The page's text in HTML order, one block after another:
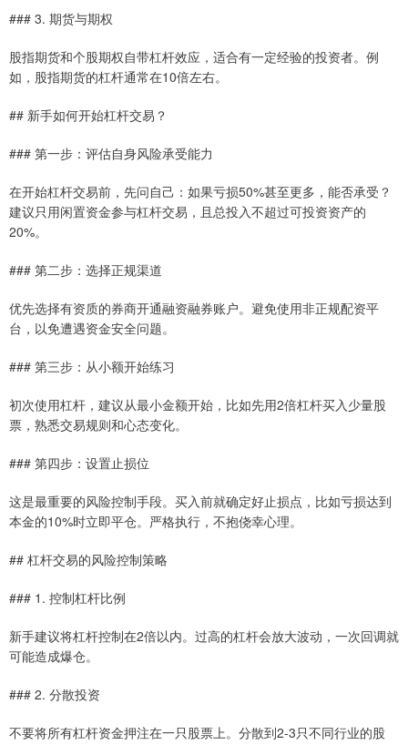
### 3. 期货与期权
股指期货和个股期权自带杠杆效应，适合有一定经验的投资者。例
如，股指期货的杠杆通常在10倍左右。
## 新手如何开始杠杆交易？
### 第一步：评估自身风险承受能力
在开始杠杆交易前，先问自己：如果亏损50%甚至更多，能否承受？
建议只用闲置资金参与杠杆交易，且总投入不超过可投资资产的
20%。
### 第二步：选择正规渠道
优先选择有资质的券商开通融资融券账户。避免使用非正规配资平
台，以免遭遇资金安全问题。
### 第三步：从小额开始练习
初次使用杠杆，建议从最小金额开始，比如先用2倍杠杆买入少量股
票，熟悉交易规则和心态变化。
### 第四步：设置止损位
这是最重要的风险控制手段。买入前就确定好止损点，比如亏损达到
本金的10%时立即平仓。严格执行，不抱侥幸心理。
## 杠杆交易的风险控制策略
### 1. 控制杠杆比例
新手建议将杠杆控制在2倍以内。过高的杠杆会放大波动，一次回调就
可能造成爆仓。
### 2. 分散投资
不要将所有杠杆资金押注在一只股票上。分散到2-3只不同行业的股